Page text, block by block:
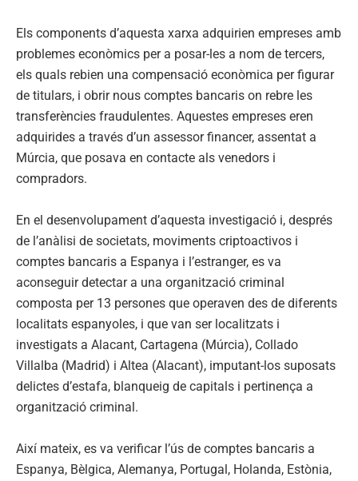
Els components d’aquesta xarxa adquirien empreses amb
problemes econòmics per a posar-les a nom de tercers,
els quals rebien una compensació econòmica per figurar
de titulars, i obrir nous comptes bancaris on rebre les
transferències fraudulentes. Aquestes empreses eren
adquirides a través d’un assessor financer, assentat a
Múrcia, que posava en contacte als venedors i
compradors.
En el desenvolupament d’aquesta investigació i, després
de l’anàlisi de societats, moviments criptoactivos i
comptes bancaris a Espanya i l’estranger, es va
aconseguir detectar a una organització criminal
composta per 13 persones que operaven des de diferents
localitats espanyoles, i que van ser localitzats i
investigats a Alacant, Cartagena (Múrcia), Collado
Villalba (Madrid) i Altea (Alacant), imputant-los suposats
delictes d’estafa, blanqueig de capitals i pertinença a
organització criminal.
Així mateix, es va verificar l’ús de comptes bancaris a
Espanya, Bèlgica, Alemanya, Portugal, Holanda, Estònia,